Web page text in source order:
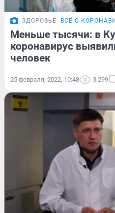
ЗДОРОВЬЕ ВСЁ О
Меньше тысячи: в
коронавирус
человек
25 февраля, 2022, 10:48 3 299